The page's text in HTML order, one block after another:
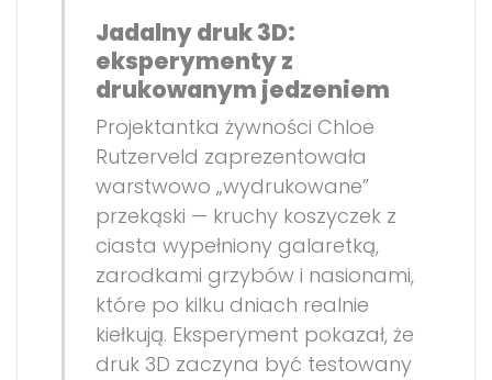
Jadalny druk 3D:
eksperymenty z
drukowanym jedzeniem
Projektantka żywności Chloe
Rutzerveld zaprezentowała
warstwowo „wydrukowane”
przekąski — kruchy koszyczek z
ciasta wypełniony galaretką,
zarodkami grzybów i nasionami,
które po kilku dniach realnie
kiełkują. Eksperyment pokazał, że
druk 3D zaczyna być testowany